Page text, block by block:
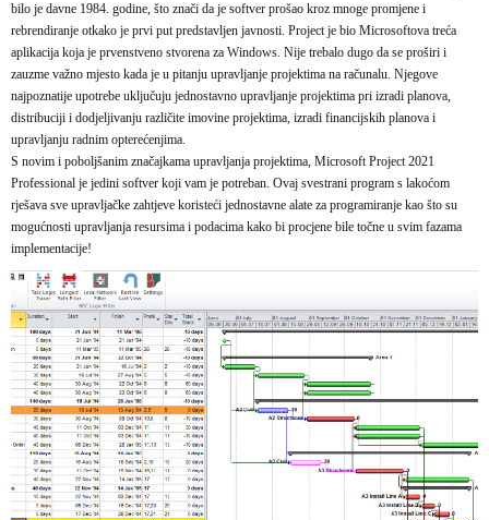
bilo je davne 1984. godine, što znači da je softver prošao kroz mnoge promjene i
rebrendiranje otkako je prvi put predstavljen javnosti. Project je bio Microsoftova treća
aplikacija koja je prvenstveno stvorena za Windows. Nije trebalo dugo da se proširi i
zauzme važno mjesto kada je u pitanju upravljanje projektima na računalu. Njegove
najpoznatije upotrebe uključuju jednostavno upravljanje projektima pri izradi planova,
distribuciji i dodjeljivanju različite imovine projektima, izradi financijskih planova i
upravljanju radnim opterećenjima.
S novim i poboljšanim značajkama upravljanja projektima, Microsoft Project 2021
Professional je jedini softver koji vam je potreban. Ovaj svestrani program s lakoćom
rješava sve upravljačke zahtjeve koristeći jednostavne alate za programiranje kao što su
mogućnosti upravljanja resursima i podacima kako bi procjene bile točne u svim fazama
implementacije!